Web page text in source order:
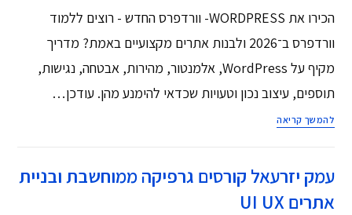
הכירו את WORDPRESS- וורדפרס החדש - רוצים ללמוד
וורדפרס ב־2026 ולבנות אתרים מקצועיים באמת? מדריך
מקיף על WordPress, אלמנטור, מהירות, אבטחה, נגישות,
תוספים, עיצוב נכון וטעויות שכדאי להימנע מהן. עודכן…
להמשך קריאה
עמק יזרעאל קורסים גרפיקה ממוחשבת ובניית
אתרים UI UX